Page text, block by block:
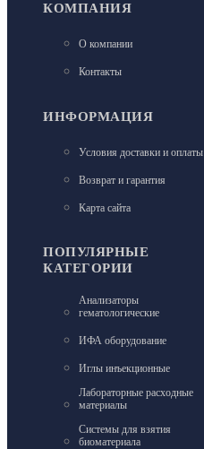
КОМПАНИЯ
О компании
Контакты
ИНФОРМАЦИЯ
Условия доставки и оплаты
Возврат и гарантия
Карта сайта
ПОПУЛЯРНЫЕ
КАТЕГОРИИ
Анализаторы
гематологические
ИФА оборудование
Иглы инъекционные
Лабораторные расходные
материалы
Системы для взятия
биоматериала